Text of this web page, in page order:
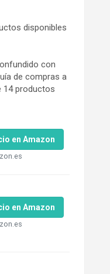
disponibles
con
de compras a
14 productos
en Amazon
en Amazon